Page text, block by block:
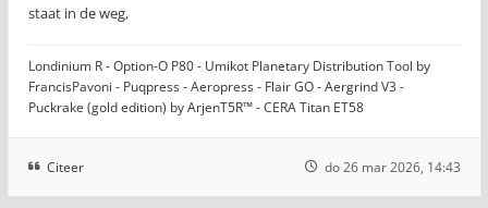
staat in de weg,
Londinium R - Option-O P80 - Umikot Planetary Distribution Tool by
FrancisPavoni - Puqpress - Aeropress - Flair GO - Aergrind V3 -
Puckrake (gold edition) by ArjenT5R™ - CERA Titan ET58
Citeer do 26 mar 2026, 14:43